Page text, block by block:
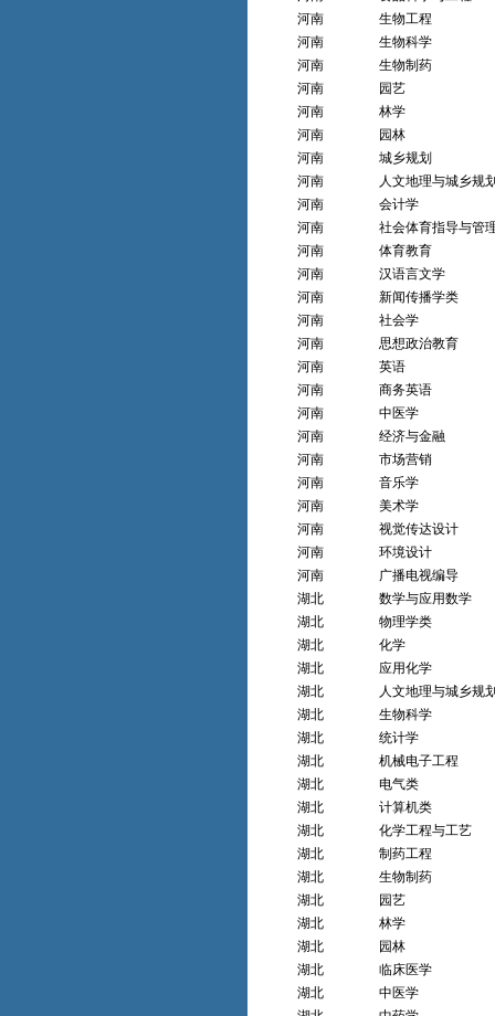
河南
生物工程
河南
生物科学
河南
生物制药
河南
园艺
河南
林学
河南
园林
河南
城乡规划
河南
人文地理与城乡规
河南
会计学
河南
社会体育指导与管
河南
体育教育
河南
汉语言文学
河南
新闻传播学类
河南
社会学
河南
思想政治教育
河南
英语
河南
商务英语
河南
中医学
河南
经济与金融
河南
市场营销
河南
音乐学
河南
美术学
河南
视觉传达设计
河南
环境设计
河南
广播电视编导
湖北
数学与应用数学
湖北
物理学类
湖北
化学
湖北
应用化学
湖北
人文地理与城乡规
湖北
生物科学
湖北
统计学
湖北
机械电子工程
湖北
电气类
湖北
计算机类
湖北
化学工程与工艺
湖北
制药工程
湖北
生物制药
湖北
园艺
湖北
林学
湖北
园林
湖北
临床医学
湖北
中医学